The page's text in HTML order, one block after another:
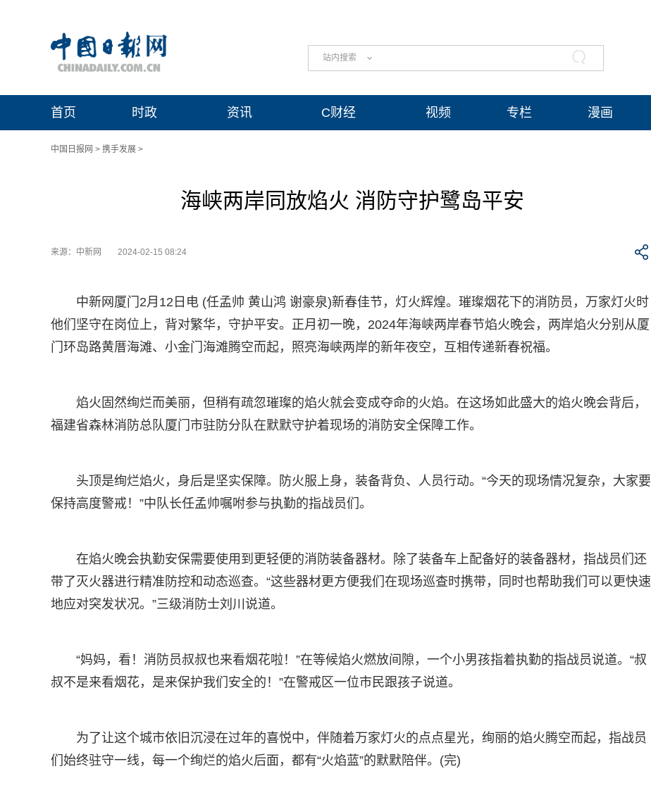
站内搜索
首页 时政 资讯 C财经 视频 专栏 漫画
中国日报网 > 携手发展 >
海峡两岸同放焰火 消防守护鹭岛平安
来源：中新网 2024-02-15 08:24
中新网厦门2月12日电 (任孟帅 黄山鸿 谢豪泉)新春佳节，灯火辉煌。璀璨烟花下的消防员，万家灯火时
他们坚守在岗位上，背对繁华，守护平安。正月初一晚，2024年海峡两岸春节焰火晚会，两岸焰火分别从厦
门环岛路黄厝海滩、小金门海滩腾空而起，照亮海峡两岸的新年夜空，互相传递新春祝福。
焰火固然绚烂而美丽，但稍有疏忽璀璨的焰火就会变成夺命的火焰。在这场如此盛大的焰火晚会背后，
福建省森林消防总队厦门市驻防分队在默默守护着现场的消防安全保障工作。
头顶是绚烂焰火，身后是坚实保障。防火服上身，装备背负、人员行动。“今天的现场情况复杂，大家要
保持高度警戒！”中队长任孟帅嘱咐参与执勤的指战员们。
在焰火晚会执勤安保需要使用到更轻便的消防装备器材。除了装备车上配备好的装备器材，指战员们还
带了灭火器进行精准防控和动态巡查。“这些器材更方便我们在现场巡查时携带，同时也帮助我们可以更快速
地应对突发状况。”三级消防士刘川说道。
“妈妈，看！消防员叔叔也来看烟花啦！”在等候焰火燃放间隙，一个小男孩指着执勤的指战员说道。“叔
叔不是来看烟花，是来保护我们安全的！”在警戒区一位市民跟孩子说道。
为了让这个城市依旧沉浸在过年的喜悦中，伴随着万家灯火的点点星光，绚丽的焰火腾空而起，指战员
们始终驻守一线，每一个绚烂的焰火后面，都有“火焰蓝”的默默陪伴。(完)